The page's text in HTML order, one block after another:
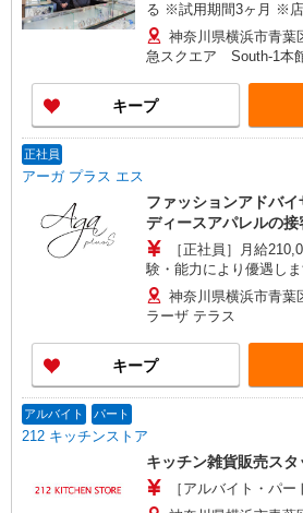
る ※試用期間3ヶ月 ※店
む 神奈川県横浜市青
急スクエア South-1本
キープ
正社員
アーガ プラス エス
ファッションアドバ
ディースアパレルの接
［正社員］月給
験・能力により優遇し
中は月給205,000円（基
る場合があります）
神奈川県横浜市青
ラーザ テラス
キープ
アルバイト パート
212 キッチンストア
キッチン雑貨販売スタ
［アルバイト・パ